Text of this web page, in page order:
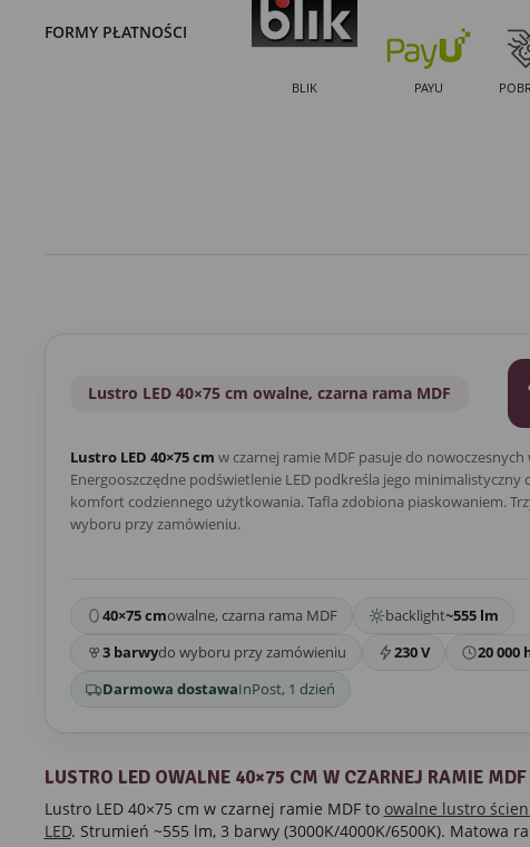
FORMY PŁATNOŚCI
BLIK PAYU
Lustro LED 40×75 cm owalne, czarna rama MDF
Lustro LED 40×75 cm w czarnej ramie MDF pasuje do nowoczesnych
Energooszczędne podświetlenie LED podkreśla jego minimalistyczny
komfort codziennego użytkowania. Tafla zdobiona piaskowaniem.
wyboru przy zamówieniu.
40×75 cmowalne, czarna rama MDF backlight~555 lm
3 barwydo wyboru przy zamówieniu 230 V 20 000
Darmowa dostawaInPost, 1 dzień
LUSTRO LED OWALNE 40×75 CM W CZARNEJ RAMIE MDF
Lustro LED 40×75 cm w czarnej ramie MDF to owalne lustro
LED. Strumień ~555 lm, 3 barwy (3000K/4000K/6500K). Matowa